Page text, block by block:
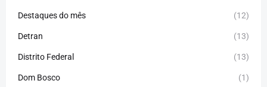
Destaques do mês (12)
Detran (13)
Distrito Federal (13)
Dom Bosco (1)